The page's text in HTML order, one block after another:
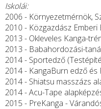
Iskolái:
2006 - Környezetmérnök,
2010 - Közgazdász
2013 - Okleveles Kanga-
2013 - Babahordozási-
2014 - Sportedző
2014 - KangaBurn edző és
2014 - Shiatsu masszázs
2014 - Acu-Tape
2015 - PreKanga -